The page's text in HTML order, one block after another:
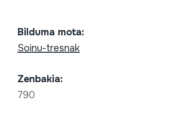
Bilduma mota:
Soinu-tresnak
Zenbakia:
790